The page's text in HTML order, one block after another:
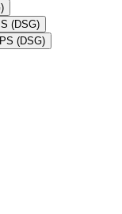
(DSG)
(DSG)